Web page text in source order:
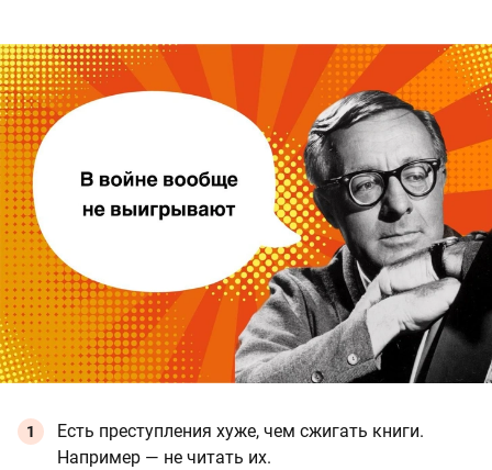
Есть преступления хуже, чем сжигать книги.
Например — не читать их.